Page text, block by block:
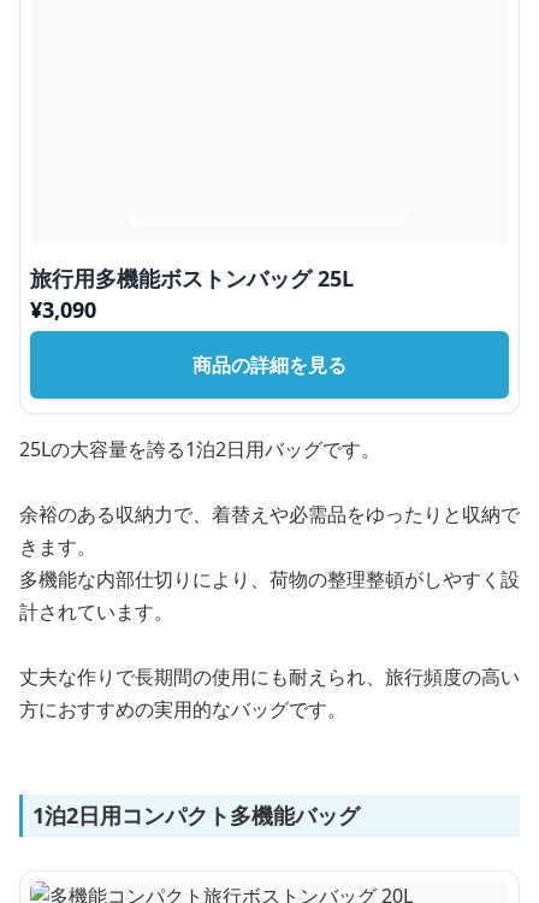
旅行用多機能ボストンバッグ 25L
¥3,090
商品の詳細を見る
25Lの大容量を誇る1泊2日用バッグです。
余裕のある収納力で、着替えや必需品をゆったりと収納で
きます。
多機能な内部仕切りにより、荷物の整理整頓がしやすく設
計されています。
丈夫な作りで長期間の使用にも耐えられ、旅行頻度の高い
方におすすめの実用的なバッグです。
1泊2日用コンパクト多機能バッグ